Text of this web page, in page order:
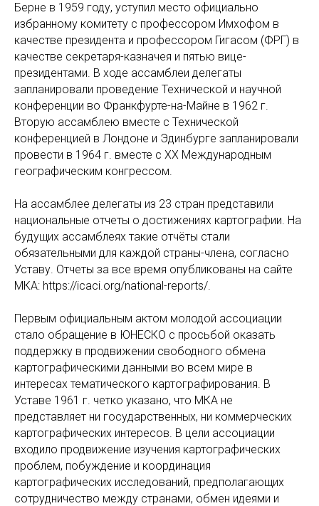
Берне в 1959 году, уступил место официально
избранному комитету с профессором Имхофом в
качестве президента и профессором Гигасом (ФРГ) в
качестве секретаря-казначея и пятью вице-
президентами. В ходе ассамблеи делегаты
запланировали проведение Технической и научной
конференции во Франкфурте-на-Майне в 1962 г.
Вторую ассамблею вместе с Технической
конференцией в Лондоне и Эдинбурге запланировали
провести в 1964 г. вместе с XX Международным
географическим конгрессом.
На ассамблее делегаты из 23 стран представили
национальные отчеты о достижениях картографии. На
будущих ассамблеях такие отчёты стали
обязательными для каждой страны-члена, согласно
Уставу. Отчеты за все время опубликованы на сайте
МКА: https://icaci.org/national-reports/.
Первым официальным актом молодой ассоциации
стало обращение в ЮНЕСКО с просьбой оказать
поддержку в продвижении свободного обмена
картографическими данными во всем мире в
интересах тематического картографирования. В
Уставе 1961 г. четко указано, что МКА не
представляет ни государственных, ни коммерческих
картографических интересов. В цели ассоциации
входило продвижение изучения картографических
проблем, побуждение и координация
картографических исследований, предполагающих
сотрудничество между странами, обмен идеями и